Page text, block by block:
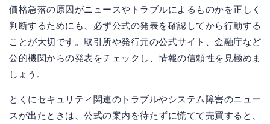
価格急落の原因がニュースやトラブルによるものかを正しく
判断するためにも、必ず公式の発表を確認してから行動する
ことが大切です。取引所や発行元の公式サイト、金融庁など
公的機関からの発表をチェックし、情報の信頼性を見極めま
しょう。
とくにセキュリティ関連のトラブルやシステム障害のニュー
スが出たときは、公式の案内を待たずに慌てて売買すると、